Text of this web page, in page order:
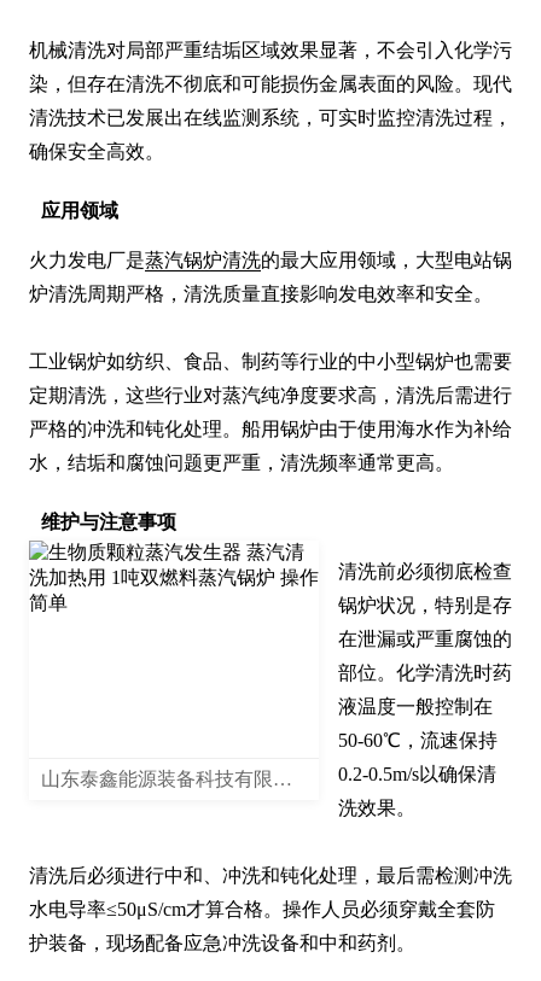
机械清洗对局部严重结垢区域效果显著，不会引入化学污
染，但存在清洗不彻底和可能损伤金属表面的风险。现代
清洗技术已发展出在线监测系统，可实时监控清洗过程，
确保安全高效。
应用领域
火力发电厂是蒸汽锅炉清洗的最大应用领域，大型电站锅
炉清洗周期严格，清洗质量直接影响发电效率和安全。
工业锅炉如纺织、食品、制药等行业的中小型锅炉也需要
定期清洗，这些行业对蒸汽纯净度要求高，清洗后需进行
严格的冲洗和钝化处理。船用锅炉由于使用海水作为补给
水，结垢和腐蚀问题更严重，清洗频率通常更高。
维护与注意事项
山东泰鑫能源装备科技有限公司
清洗前必须彻底检查
锅炉状况，特别是存
在泄漏或严重腐蚀的
部位。化学清洗时药
液温度一般控制在
50-60℃，流速保持
0.2-0.5m/s以确保清
洗效果。
清洗后必须进行中和、冲洗和钝化处理，最后需检测冲洗
水电导率≤50μS/cm才算合格。操作人员必须穿戴全套防
护装备，现场配备应急冲洗设备和中和药剂。